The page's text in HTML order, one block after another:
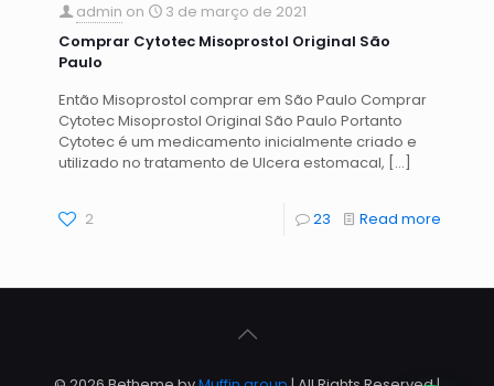
admin on
3 de março de 2021
Comprar Cytotec Misoprostol Original São
Paulo
Então Misoprostol comprar em São Paulo Comprar
Cytotec Misoprostol Original São Paulo Portanto
Cytotec é um medicamento inicialmente criado e
utilizado no tratamento de Ulcera estomacal, […]
2 23 Read more